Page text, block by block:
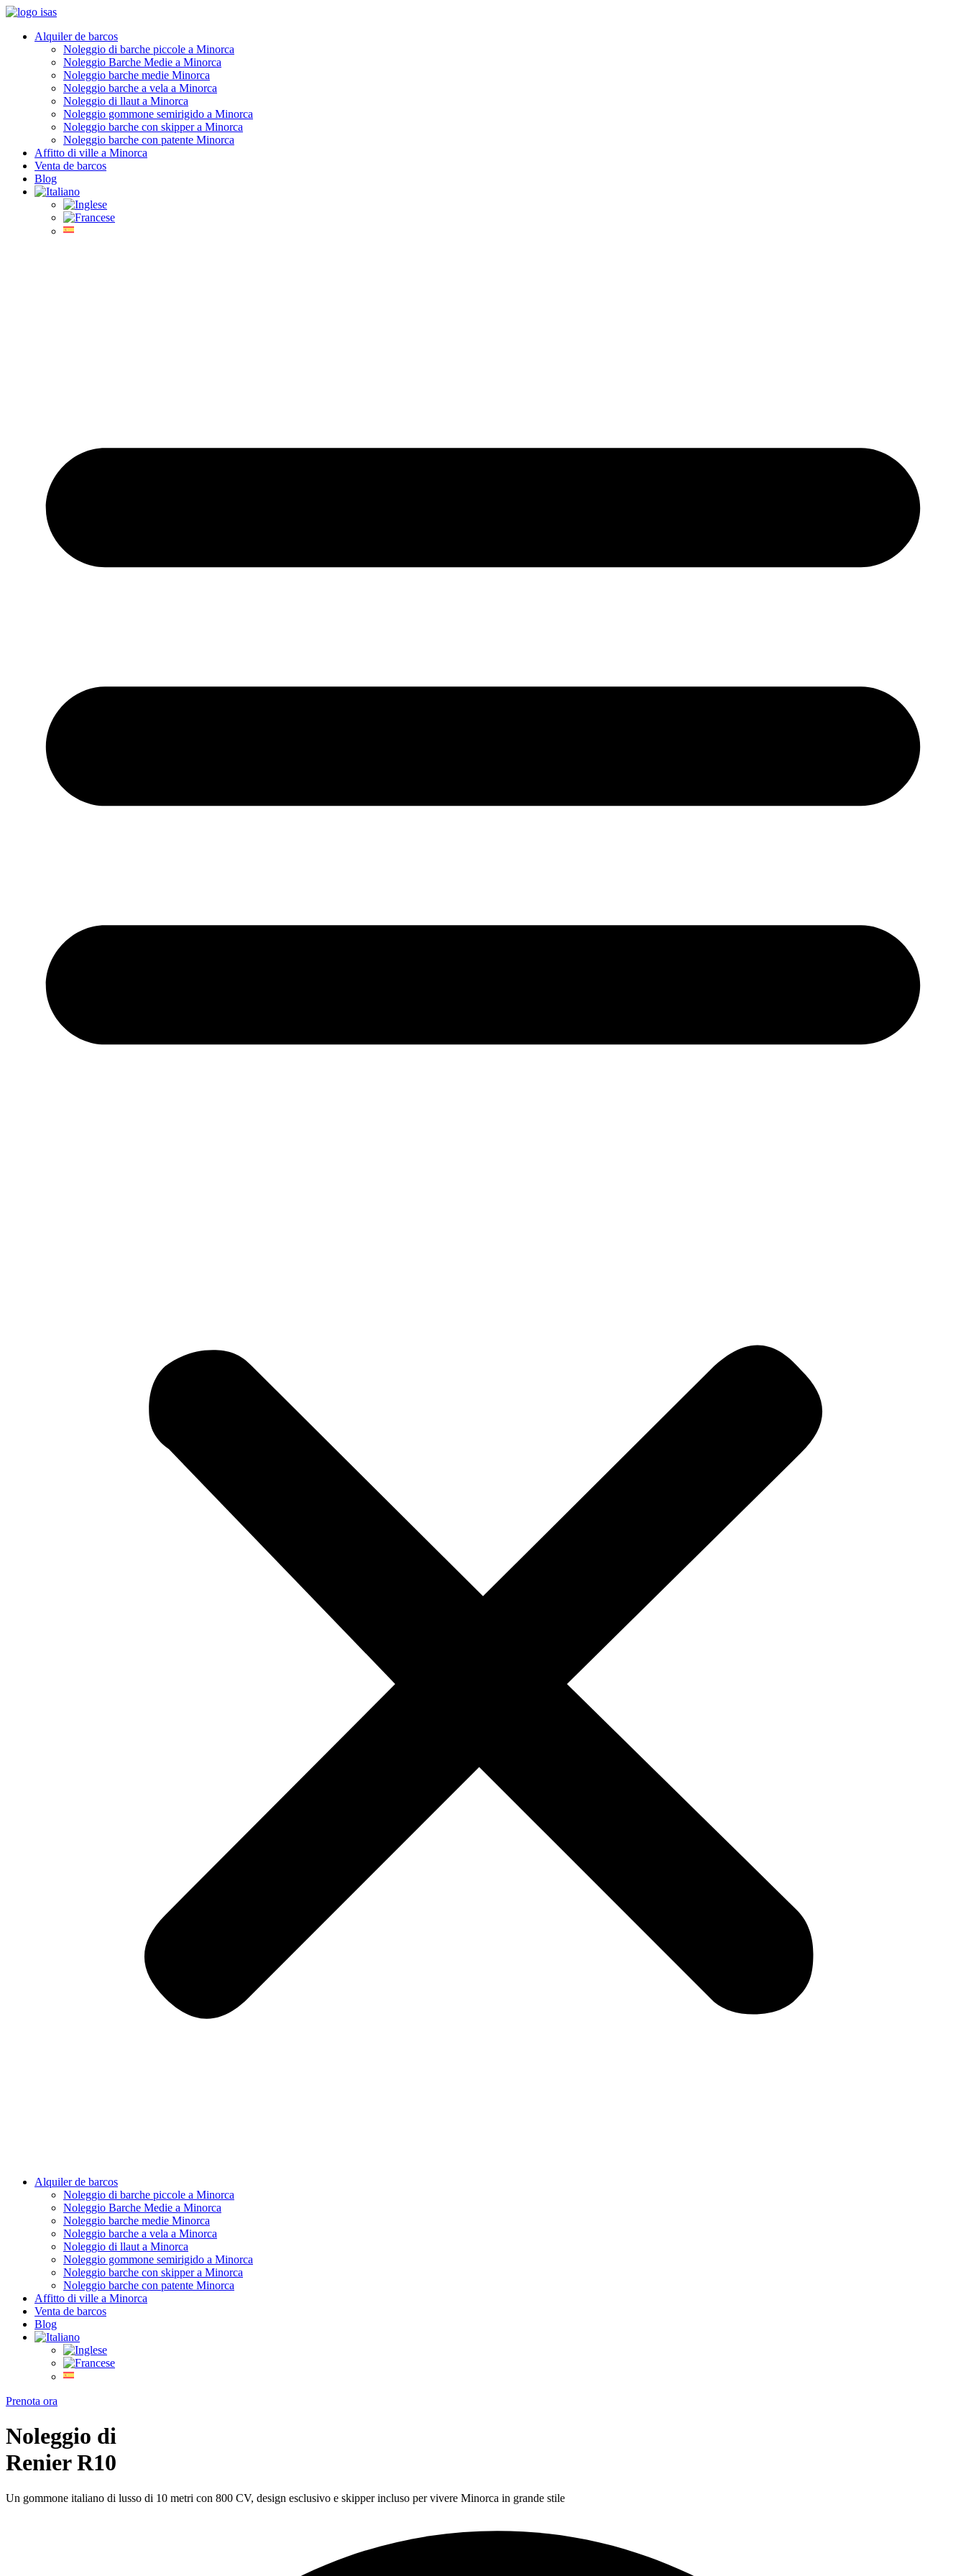
Alquiler de barcos
Noleggio di barche piccole a Minorca
Noleggio Barche Medie a Minorca
Noleggio barche medie Minorca
Noleggio barche a vela a Minorca
Noleggio di llaut a Minorca
Noleggio gommone semirigido a Minorca
Noleggio barche con skipper a Minorca
Noleggio barche con patente Minorca
Affitto di ville a Minorca
Venta de barcos
Blog
Alquiler de barcos
Noleggio di barche piccole a Minorca
Noleggio Barche Medie a Minorca
Noleggio barche medie Minorca
Noleggio barche a vela a Minorca
Noleggio di llaut a Minorca
Noleggio gommone semirigido a Minorca
Noleggio barche con skipper a Minorca
Noleggio barche con patente Minorca
Affitto di ville a Minorca
Venta de barcos
Blog
Prenota ora
Noleggio di
Renier R10
Un gommone italiano di lusso di 10 metri con 800 CV, design esclusivo e skipper incluso per vivere Minorca in grande stile